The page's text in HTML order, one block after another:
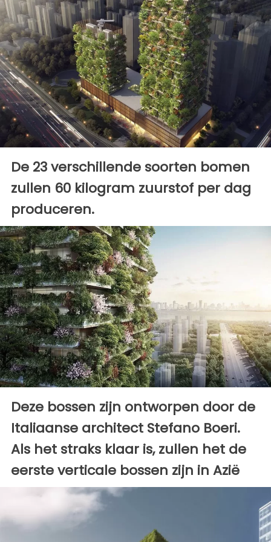
De 23 verschillende soorten bomen
zullen 60 kilogram zuurstof per dag
produceren.
Deze bossen zijn ontworpen door de
Italiaanse architect Stefano Boeri.
Als het straks klaar is, zullen het de
eerste verticale bossen zijn in Azië